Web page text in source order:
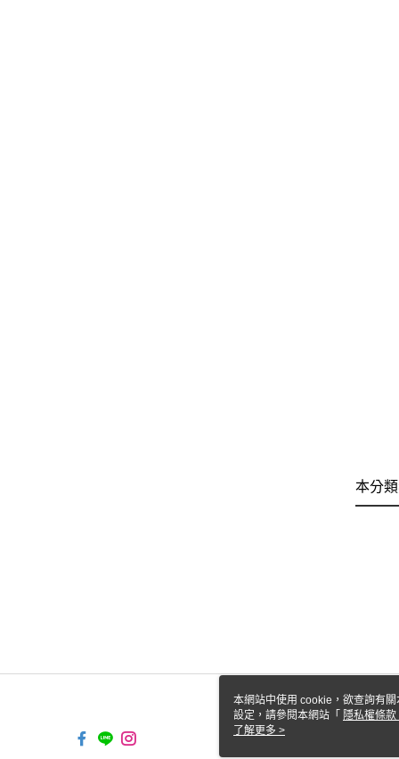
本分
本網站中使用 cookie，欲查詢有
設定，請參閱本網站「 隱私權條款
使用 cookie。
了解更多 >